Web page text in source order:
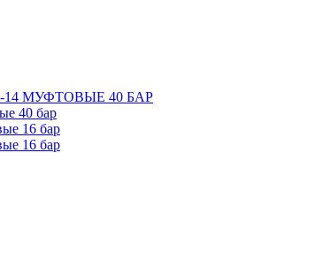
МУФТОВЫЕ 40 БАР
40 бар
16 бар
16 бар